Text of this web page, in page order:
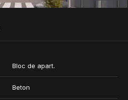
Bloc de apart.
Beton